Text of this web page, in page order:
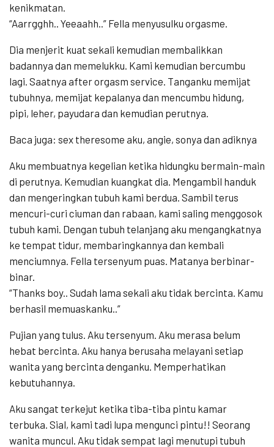
kenikmatan.
“Aarrgghh.. Yeeaahh..” Fella menyusulku orgasme.
Dia menjerit kuat sekali kemudian membalikkan
badannya dan memelukku. Kami kemudian bercumbu
lagi. Saatnya after orgasm service. Tanganku memijat
tubuhnya, memijat kepalanya dan mencumbu hidung,
pipi, leher, payudara dan kemudian perutnya.
Baca juga: sex theresome aku, angie, sonya dan adiknya
Aku membuatnya kegelian ketika hidungku bermain-main
di perutnya. Kemudian kuangkat dia. Mengambil handuk
dan mengeringkan tubuh kami berdua. Sambil terus
mencuri-curi ciuman dan rabaan, kami saling menggosok
tubuh kami. Dengan tubuh telanjang aku mengangkatnya
ke tempat tidur, membaringkannya dan kembali
menciumnya. Fella tersenyum puas. Matanya berbinar-
binar.
“Thanks boy.. Sudah lama sekali aku tidak bercinta. Kamu
berhasil memuaskanku..”
Pujian yang tulus. Aku tersenyum. Aku merasa belum
hebat bercinta. Aku hanya berusaha melayani setiap
wanita yang bercinta denganku. Memperhatikan
kebutuhannya.
Aku sangat terkejut ketika tiba-tiba pintu kamar
terbuka. Sial, kami tadi lupa mengunci pintu!! Seorang
wanita muncul. Aku tidak sempat lagi menutupi tubuh